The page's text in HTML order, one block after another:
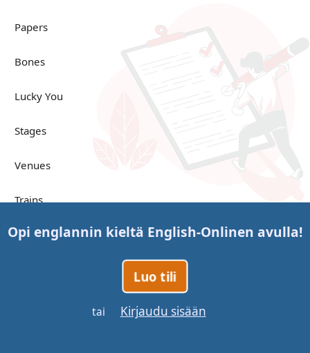
Papers
Bones
Lucky You
Stages
Venues
Trains
Bite, Bit,
Opi englannin kieltä English-Onlinen avulla!
Luo tili
tai Kirjaudu sisään